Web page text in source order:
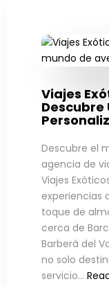
Viajes
Descubre
Descubre el
agencia de
Viajes
experiencias
toque de
cerca de
Barberà del
no solo
servicio…